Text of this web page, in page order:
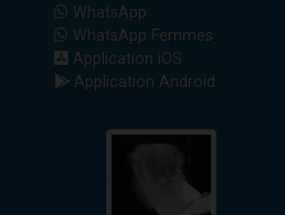
WhatsApp
WhatsApp Femmes
Application iOS
Application Android